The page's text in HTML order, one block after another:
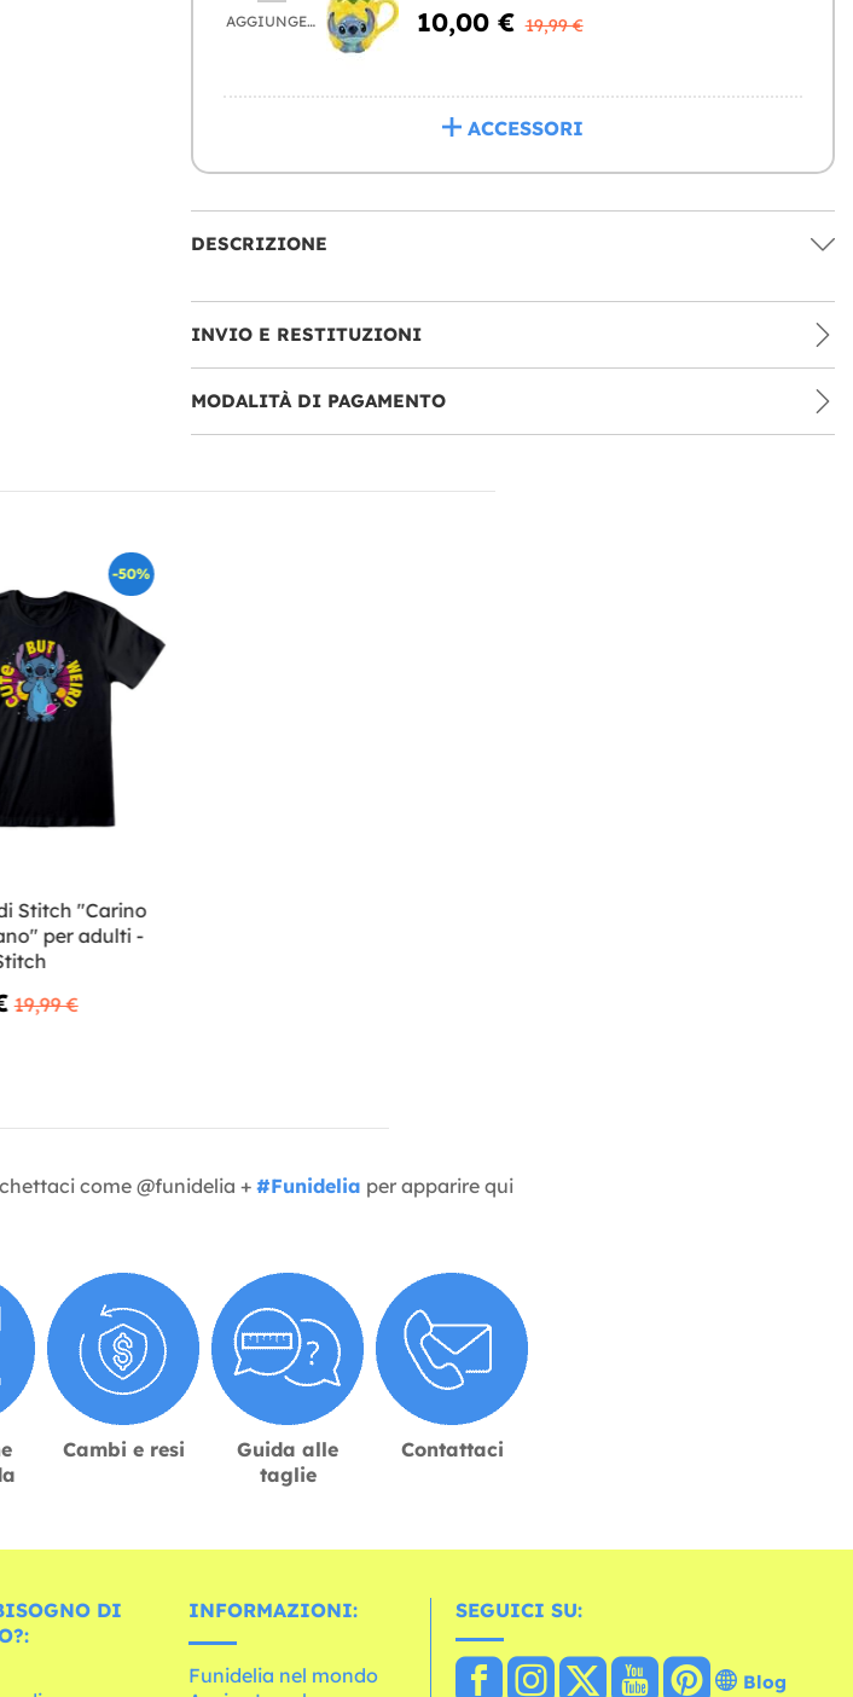
AGGIUNGERE 10,00 € 19,99 €
ACCESSORI
DESCRIZIONE
INVIO E RESTITUZIONI
MODALITÀ DI PAGAMENTO
-50%
Stitch "Carino
per adulti -
19,99 €
come @funidelia + #Funidelia per apparire qui
Cambi e resi
Guida alle
taglie
Contattaci
DI
INFORMAZIONI:
Funidelia nel mondo
SEGUICI SU:
Blog